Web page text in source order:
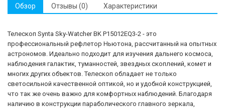
Обзор Отзывы (0) Характеристики
Телескоп Synta Sky-Watcher BK P15012EQ3-2 - это
профессиональный рефлетор Ньютона, рассчитанный на опытных
астрономов. Идеально подходит для изучения дальнего космоса,
наблюдения галактик, туманностей, звездных скоплений, комет и
многих других объектов. Телескоп обладает не только
светосильной качественной оптикой, но и удобной конструкцией,
что так же очень важно для комфортных наблюдений. Благодаря
наличию в конструкции параболического главного зеркала,